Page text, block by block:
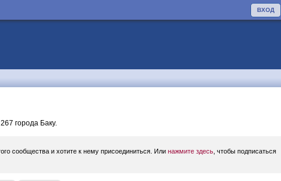
ВХОД
города Баку.
сообщества и хотите к нему присоединиться. Или нажмите здесь , чтобы подписаться